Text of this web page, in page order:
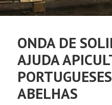
ONDA DE
AJUDA
ABELHAS